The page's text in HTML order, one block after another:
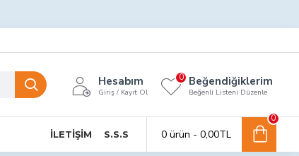
Hesabım
Giriş / Kayıt Ol
Beğendiğiklerim
Beğenli Listeni Düzenle
0
İLETIŞIM S.S.S 0 ürün - 0,00TL
0